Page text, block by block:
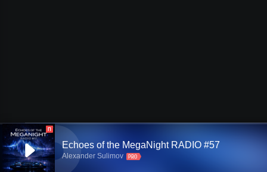
П
Echoes of the MegaNight RADIO #57
Alexander Sulimov